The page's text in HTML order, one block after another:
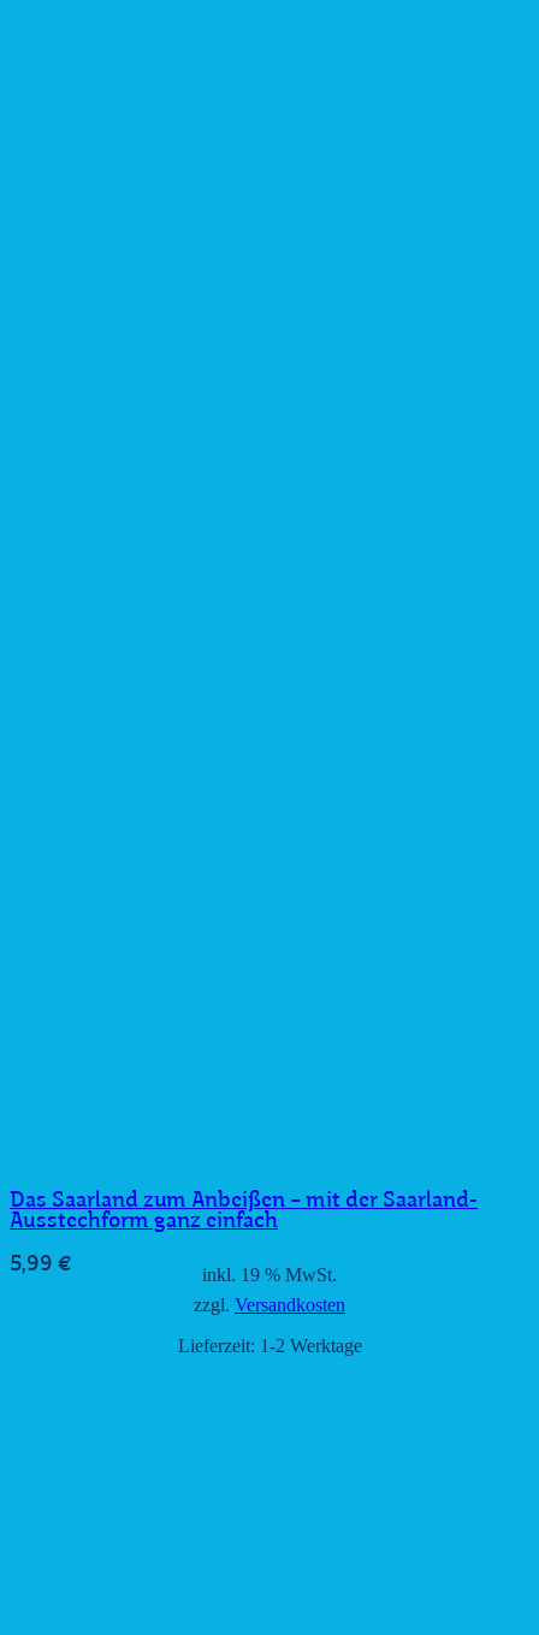
Das Saarland zum Anbeißen − mit der Saarland-
Ausstechform ganz einfach
5,99 €
inkl. 19 % MwSt.
zzgl. Versandkosten
Lieferzeit: 1-2 Werktage